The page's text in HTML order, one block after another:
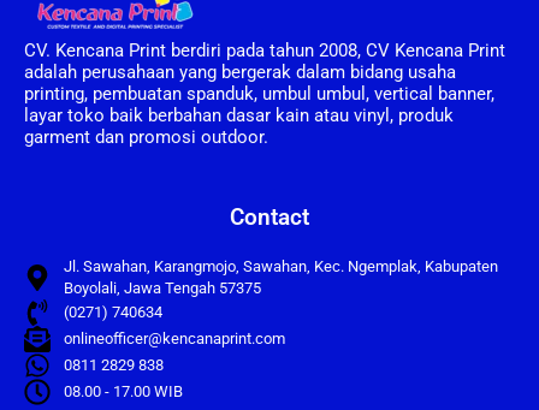
CV. Kencana Print berdiri pada tahun 2008, CV Kencana Print
adalah perusahaan yang bergerak dalam bidang usaha
printing, pembuatan spanduk, umbul umbul, vertical banner,
layar toko baik berbahan dasar kain atau vinyl, produk
garment dan promosi outdoor.
Contact
Jl. Sawahan, Karangmojo, Sawahan, Kec. Ngemplak, Kabupaten
Boyolali, Jawa Tengah 57375
(0271) 740634
onlineofficer@kencanaprint.com
0811 2829 838
08.00 - 17.00 WIB